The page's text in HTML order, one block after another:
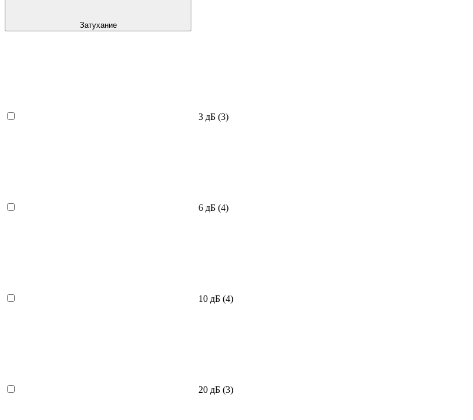
Затухание
3 дБ (3)
6 дБ (4)
10 дБ (4)
20 дБ (3)